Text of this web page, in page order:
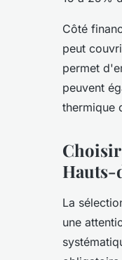
Côté
peut
permet
peuvent
thermique
Hauts-
La
une